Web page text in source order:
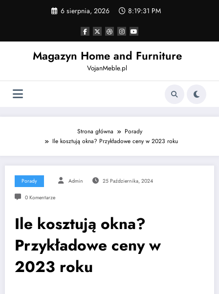
6 sierpnia, 2026 8:19:32 PM
Magazyn Home and Furniture
VojanMeble.pl
Strona główna
Porady
Ile kosztują okna? Przykładowe ceny w 2023 roku
Porady Admin 25 Października, 2024
0 Komentarze
Ile kosztują okna?
Przykładowe ceny w
2023 roku